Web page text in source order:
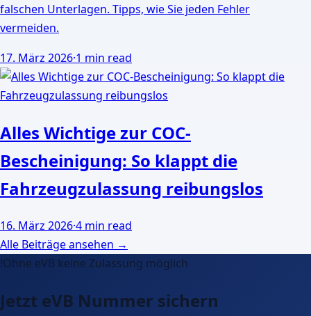
falschen Unterlagen. Tipps, wie Sie jeden Fehler
vermeiden.
17. März 2026·1 min read
Alles Wichtige zur COC-
Bescheinigung: So klappt die
Fahrzeugzulassung reibungslos
16. März 2026·4 min read
Alle Beiträge ansehen →
!Ohne eVB keine Zulassung möglich
Jetzt eVB Nummer sichern